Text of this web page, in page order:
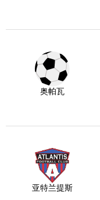
奥帕瓦
亚特兰提斯